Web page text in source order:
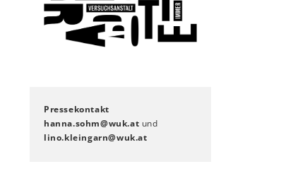
Pressekontakt
hanna.sohm@wuk.at und
lino.kleingarn@wuk.at